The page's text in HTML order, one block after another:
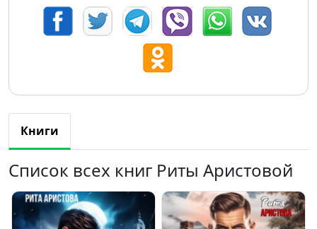
Книги
Список всех книг Риты Аристовой